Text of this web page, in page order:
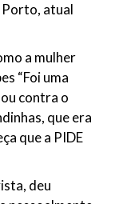
Porto, atual
a mulher
“Foi uma
contra o
que era
que a PIDE
deu